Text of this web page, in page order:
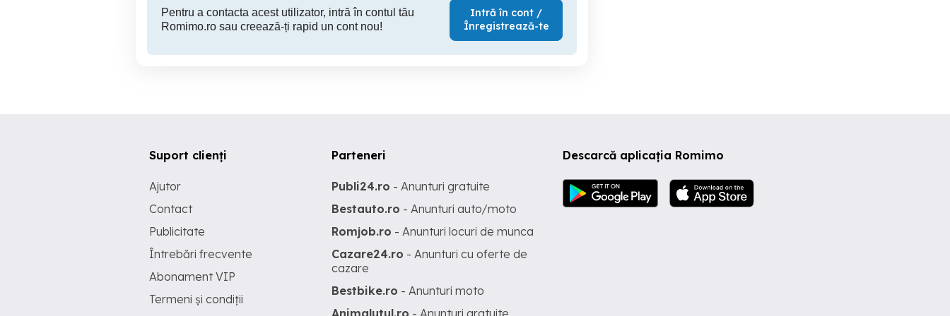
Pentru a contacta acest utilizator, intră în contul tău
Romimo.ro sau creează-ți rapid un cont nou!
Intră în cont /
Înregistrează-te
Descarcă aplicația Romimo
Suport clienți
Ajutor
Contact
Publicitate
Întrebări frecvente
Abonament VIP
Termeni și condiții
Parteneri
Publi24.ro - Anunturi gratuite
Bestauto.ro - Anunturi auto/moto
Romjob.ro - Anunturi locuri de munca
Cazare24.ro - Anunturi cu oferte de
cazare
Bestbike.ro - Anunturi moto
Animalutul.ro - Anunturi gratuite